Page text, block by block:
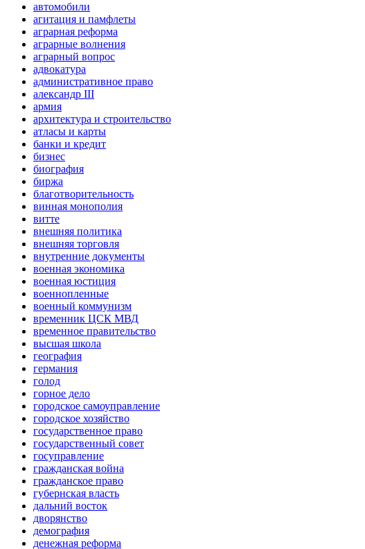
автомобили
агитация и памфлеты
аграрная реформа
аграрные волнения
аграрный вопрос
адвокатура
административное право
александр III
армия
архитектура и строительство
атласы и карты
банки и кредит
бизнес
биография
биржа
благотворительность
винная монополия
витте
внешняя политика
внешняя торговля
внутренние документы
военная экономика
военная юстиция
военнопленные
военный коммунизм
временник ЦСК МВД
временное правительство
высшая школа
география
германия
голод
горное дело
городское самоуправление
городское хозяйство
государственное право
государственный совет
госуправление
гражданская война
гражданское право
губернская власть
дальний восток
дворянство
демография
денежная реформа